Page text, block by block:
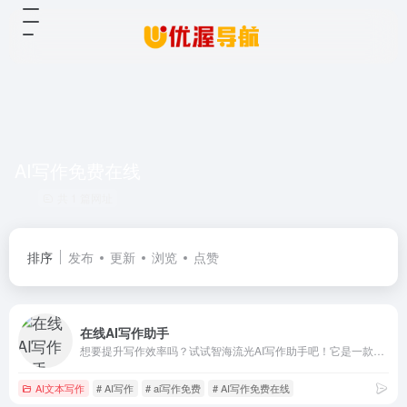
排序 发布 更新 浏览 点赞
在线AI写作助手
AI文本写作 # AI写作 # ai写作免费 # AI写作免费在线